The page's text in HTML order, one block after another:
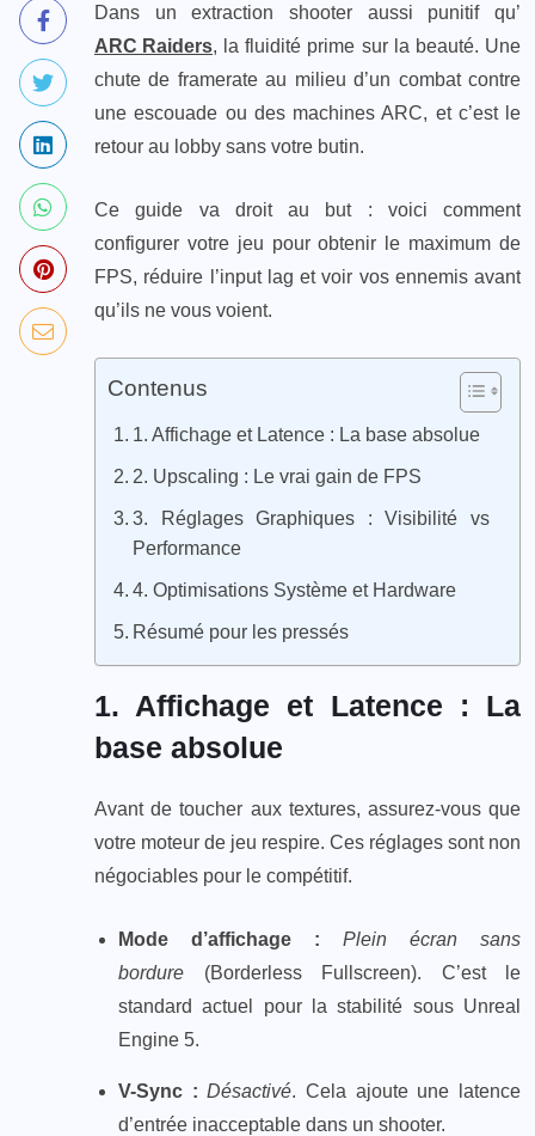
Dans un extraction shooter aussi punitif qu’
ARC Raiders, la fluidité prime sur la beauté. Une
chute de framerate au milieu d’un combat contre
une escouade ou des machines ARC, et c’est le
retour au lobby sans votre butin.
Ce guide va droit au but : voici comment
configurer votre jeu pour obtenir le maximum de
FPS, réduire l’input lag et voir vos ennemis avant
qu’ils ne vous voient.
Contenus
1. Affichage et Latence : La base absolue
2. Upscaling : Le vrai gain de FPS
3. Réglages Graphiques : Visibilité vs
Performance
4. Optimisations Système et Hardware
Résumé pour les pressés
1. Affichage et Latence : La
base absolue
Avant de toucher aux textures, assurez-vous que
votre moteur de jeu respire. Ces réglages sont non
négociables pour le compétitif.
Mode d’affichage :
Plein écran sans
bordure (Borderless Fullscreen). C’est le
standard actuel pour la stabilité sous Unreal
Engine 5.
V-Sync : Désactivé. Cela ajoute une latence
d’entrée inacceptable dans un shooter.​